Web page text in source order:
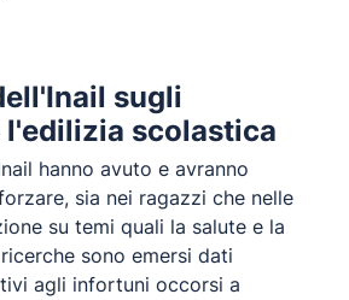
sugli
scolastica
hanno avuto e avranno
sia nei ragazzi che nelle
su temi quali la salute e la
sono emersi dati
agli infortuni occorsi a